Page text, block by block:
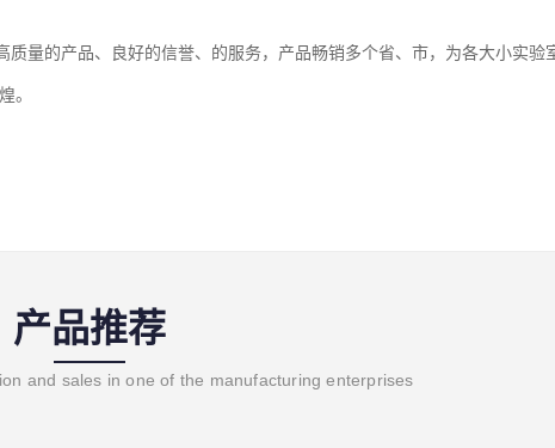
质量的产品、良好的信誉、的服务，产品畅销多个省、市，为各大小实验
。
产品推荐
and sales in one of the manufacturing enterprises